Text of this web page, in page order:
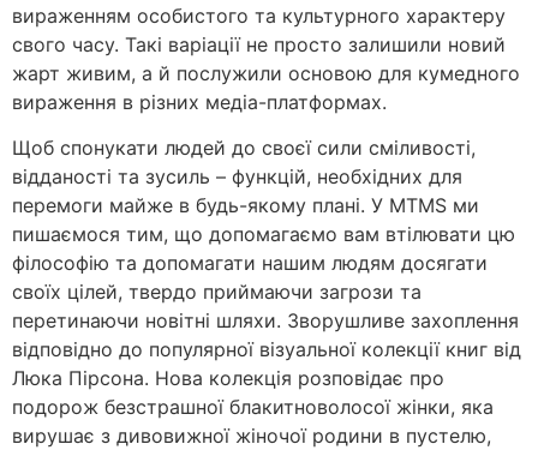
вираженням особистого та культурного характеру
свого часу. Такі варіації не просто залишили новий
жарт живим, а й послужили основою для кумедного
вираження в різних медіа-платформах.
Щоб спонукати людей до своєї сили сміливості,
відданості та зусиль – функцій, необхідних для
перемоги майже в будь-якому плані. У MTMS ми
пишаємося тим, що допомагаємо вам втілювати цю
філософію та допомагати нашим людям досягати
своїх цілей, твердо приймаючи загрози та
перетинаючи новітні шляхи. Зворушливе захоплення
відповідно до популярної візуальної колекції книг від
Люка Пірсона. Нова колекція розповідає про
подорож безстрашної блакитноволосої жінки, яка
вирушає з дивовижної жіночої родини в пустелю,